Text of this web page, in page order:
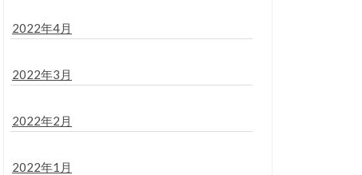
2022年4月
2022年3月
2022年2月
2022年1月